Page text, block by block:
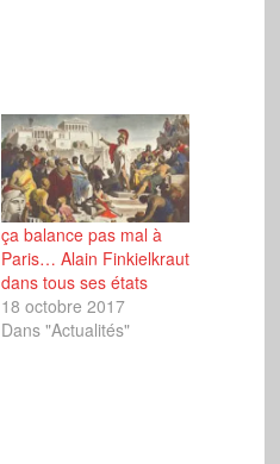
ça balance pas mal à
Paris… Alain Finkielkraut
dans tous ses états
18 octobre 2017
Dans "Actualités"